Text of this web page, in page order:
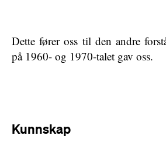
Dette fører oss til den andre
på 1960- og 1970-talet gav oss.
Kunnskap